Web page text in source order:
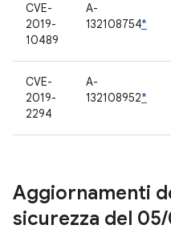
CVE-
2019-
10489
A-
132108754*
CVE-
2019-
2294
A-
132108952*
Aggiornamenti
sicurezza del 05/